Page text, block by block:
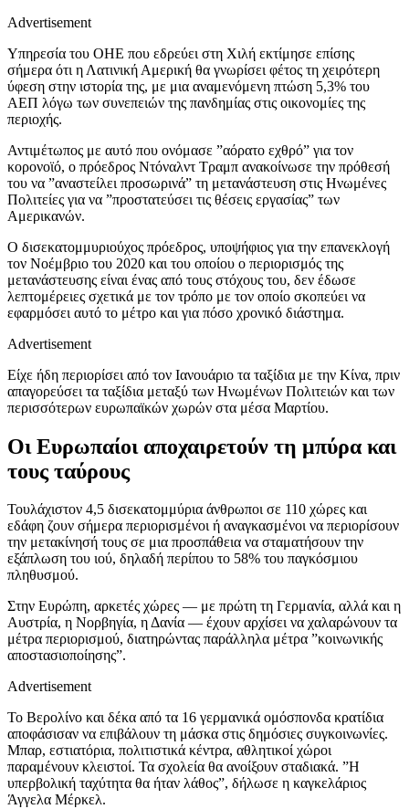
Advertisement
Υπηρεσία του ΟΗΕ που εδρεύει στη Χιλή εκτίμησε επίσης
σήμερα ότι η Λατινική Αμερική θα γνωρίσει φέτος τη χειρότερη
ύφεση στην ιστορία της, με μια αναμενόμενη πτώση 5,3% του
ΑΕΠ λόγω των συνεπειών της πανδημίας στις οικονομίες της
περιοχής.
Αντιμέτωπος με αυτό που ονόμασε ”αόρατο εχθρό” για τον
κορονοϊό, ο πρόεδρος Ντόναλντ Τραμπ ανακοίνωσε την πρόθεσή
του να ”αναστείλει προσωρινά” τη μετανάστευση στις Ηνωμένες
Πολιτείες για να ”προστατεύσει τις θέσεις εργασίας” των
Αμερικανών.
Ο δισεκατομμυριούχος πρόεδρος, υποψήφιος για την επανεκλογή
τον Νοέμβριο του 2020 και του οποίου ο περιορισμός της
μετανάστευσης είναι ένας από τους στόχους του, δεν έδωσε
λεπτομέρειες σχετικά με τον τρόπο με τον οποίο σκοπεύει να
εφαρμόσει αυτό το μέτρο και για πόσο χρονικό διάστημα.
Advertisement
Είχε ήδη περιορίσει από τον Ιανουάριο τα ταξίδια με την Κίνα, πριν
απαγορεύσει τα ταξίδια μεταξύ των Ηνωμένων Πολιτειών και των
περισσότερων ευρωπαϊκών χωρών στα μέσα Μαρτίου.
Οι Ευρωπαίοι αποχαιρετούν τη μπύρα και
τους ταύρους
Τουλάχιστον 4,5 δισεκατομμύρια άνθρωποι σε 110 χώρες και
εδάφη ζουν σήμερα περιορισμένοι ή αναγκασμένοι να περιορίσουν
την μετακίνησή τους σε μια προσπάθεια να σταματήσουν την
εξάπλωση του ιού, δηλαδή περίπου το 58% του παγκόσμιου
πληθυσμού.
Στην Ευρώπη, αρκετές χώρες ― με πρώτη τη Γερμανία, αλλά και η
Αυστρία, η Νορβηγία, η Δανία ― έχουν αρχίσει να χαλαρώνουν τα
μέτρα περιορισμού, διατηρώντας παράλληλα μέτρα ”κοινωνικής
αποστασιοποίησης”.
Advertisement
Το Βερολίνο και δέκα από τα 16 γερμανικά ομόσπονδα κρατίδια
αποφάσισαν να επιβάλουν τη μάσκα στις δημόσιες συγκοινωνίες.
Μπαρ, εστιατόρια, πολιτιστικά κέντρα, αθλητικοί χώροι
παραμένουν κλειστοί. Τα σχολεία θα ανοίξουν σταδιακά. ”Η
υπερβολική ταχύτητα θα ήταν λάθος”, δήλωσε η καγκελάριος
Άγγελα Μέρκελ.